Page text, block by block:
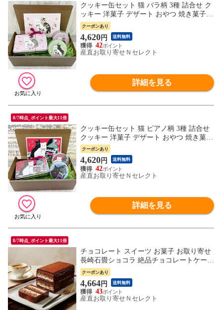
クッキー缶セット 猫 バラ柄 3種 詰合せ ク
ッキー 洋菓子 デザート おやつ 焼き菓子
猫モチーフ アーモンドクッキー ミニネコ
クッキー 手作りクッキー ご当地スイーツ
お取り寄せスイーツ アンディクッキー 神
戸 アンディ 神戸元町 神戸アンディ
クーポンあり
4,620円 送料無料
42
産直お取り寄せＮセレクト
詳細を見る
8/7時点_ポイント最大11倍
クッキー缶セット 猫 ピアノ柄 3種 詰合せ
クッキー 洋菓子 デザート おやつ 焼き菓子
猫モチーフ アーモンドクッキー ミニネコ
クッキー 手作りクッキー ご当地スイーツ
お取り寄せスイーツ アンディクッキー 神
戸 アンディ 神戸元町 神戸アンディ
クーポンあり
4,620円 送料無料
42
産直お取り寄せＮセレクト
詳細を見る
8/7時点_ポイント最大11倍
チョコレート スイーツ お菓子 お取り寄せ
長崎石畳ショコラ 絶品チョコレートケーキ
（ハーフサイズ） 【北海道・沖縄・離島
お届け不可】
クーポンあり
4,664円 送料無料
43
産直お取り寄せＮセレクト